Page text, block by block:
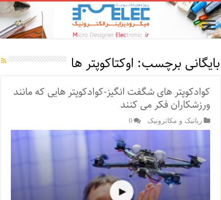
بایگانی برچسب: اوکتاکوپتر ها
کوادکوپتر های شگفت انگیز-کوادکوپتر هایی که مانند
ورزشکاران فکر می کنند
رباتیک و مکاترونیک 0